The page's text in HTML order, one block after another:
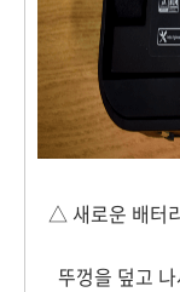
△ 새로운 배터
뚜껑을 덮고